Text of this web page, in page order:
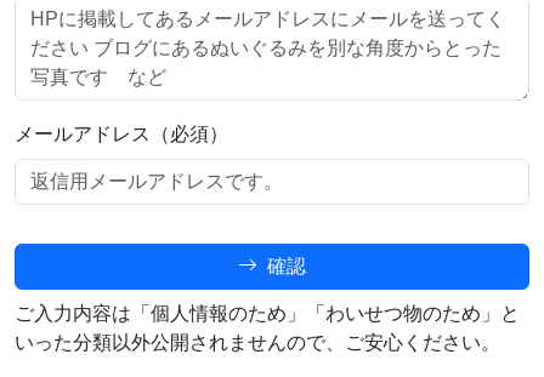
メールアドレス（必須）
確認
ご入力内容は「個人情報のため」「わいせつ物のため」と
いった分類以外公開されませんので、ご安心ください。